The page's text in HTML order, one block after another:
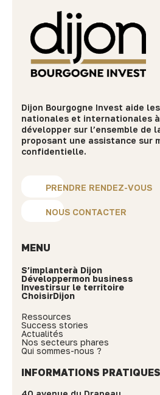
Dijon Bourgogne Invest aide
nationales et internationales
développer sur l’ensemble de
proposant une assistance sur
confidentielle.
PRENDRE RENDEZ-VOUS
NOUS CONTACTER
MENU
S’implanterà Dijon
Développermon business
Investirsur le territoire
ChoisirDijon
Ressources
Success stories
Actualités
Nos secteurs phares
Qui sommes-nous ?
INFORMATIONS PRATIQUES